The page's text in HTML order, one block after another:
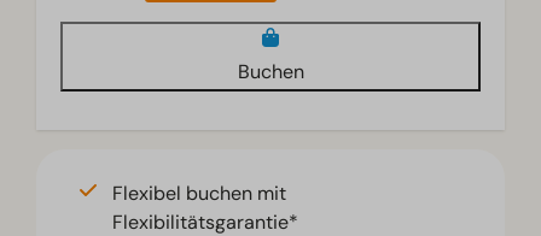
Buchen
Flexibel buchen mit
Flexibilitätsgarantie*